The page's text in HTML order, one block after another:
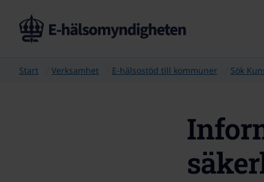
Start Verksamhet E-hälsostöd till kommuner Sök